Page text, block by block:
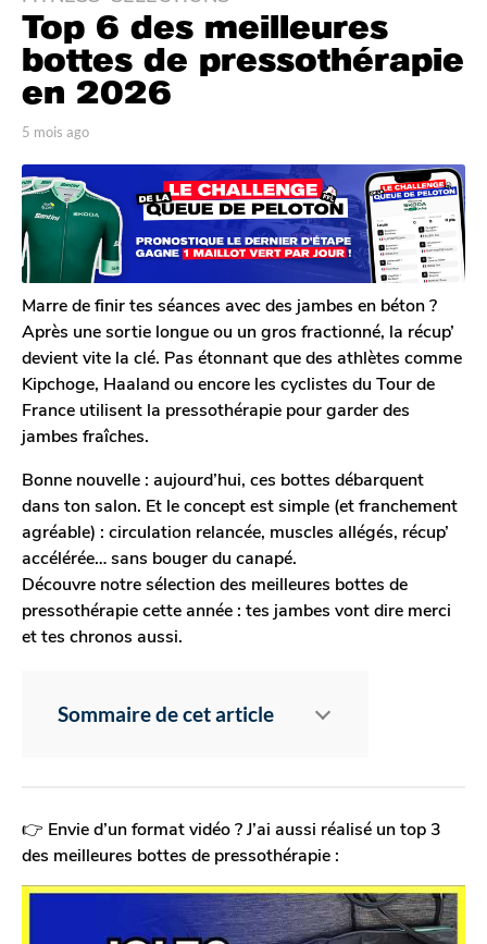
m
o
i
s
a
o
5
j
o
u
r
s
a
g
o
Top 6 des meilleures
bottes de pressothérapie
en 2026
p
r
P
a
u
l
D
u
r
e
l
5 mois ago
u
r
a
g
o
Marre de finir tes séances avec des jambes en béton ?
Après une sortie longue ou un gros fractionné, la récup’
devient vite la clé. Pas étonnant que des athlètes comme
Kipchoge, Haaland ou encore les cyclistes du Tour de
France utilisent la pressothérapie pour garder des
jambes fraîches.
Bonne nouvelle : aujourd’hui, ces bottes débarquent
dans ton salon. Et le concept est simple (et franchement
agréable) : circulation relancée, muscles allégés, récup’
accélérée… sans bouger du canapé.
Découvre notre sélection des meilleures bottes de
pressothérapie cette année : tes jambes vont dire merci
et tes chronos aussi.
Sommaire de cet article
👉 Envie d’un format vidéo ? J’ai aussi réalisé un top 3
des meilleures bottes de pressothérapie :